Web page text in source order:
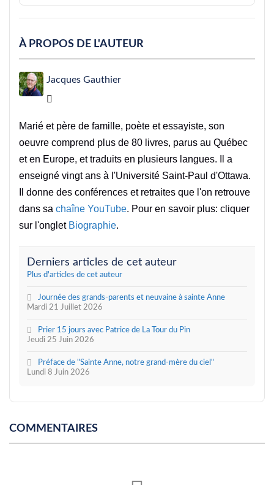
À PROPOS DE L'AUTEUR
Jacques Gauthier
Marié et père de famille, poète et essayiste, son
oeuvre comprend plus de 80 livres, parus au Québec
et en Europe, et traduits en plusieurs langues. Il a
enseigné vingt ans à l'Université Saint-Paul d'Ottawa.
Il donne des conférences et retraites que l'on retrouve
dans sa chaîne YouTube. Pour en savoir plus: cliquer
sur l'onglet Biographie.
Derniers articles de cet auteur
Plus d'articles de cet auteur
Mardi 21 Juillet 2026
Journée des grands-parents et neuvaine à sainte Anne
Jeudi 25 Juin 2026
Prier 15 jours avec Patrice de La Tour du Pin
Lundi 8 Juin 2026
Préface de "Sainte Anne, notre grand-mère du ciel"
COMMENTAIRES